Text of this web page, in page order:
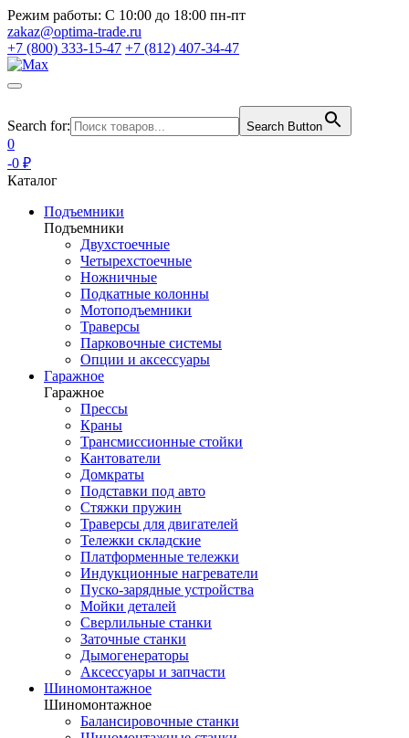
Режим работы: С 10:00 до 18:00 пн-пт
zakaz@optima-trade.ru
+7 (800) 333-15-47 +7 (812) 407-34-47
Search for: Search Button
0
-0 ₽
Каталог
Подъемники
Подъемники
Двухстоечные
Четырехстоечные
Ножничные
Подкатные колонны
Мотоподъемники
Траверсы
Парковочные системы
Опции и аксессуары
Гаражное
Гаражное
Прессы
Краны
Трансмиссионные стойки
Кантователи
Домкраты
Подставки под авто
Стяжки пружин
Траверсы для двигателей
Тележки складские
Платформенные тележки
Индукционные нагреватели
Пуско-зарядные устройства
Мойки деталей
Сверлильные станки
Заточные станки
Дымогенераторы
Аксессуары и запчасти
Шиномонтажное
Шиномонтажное
Балансировочные станки